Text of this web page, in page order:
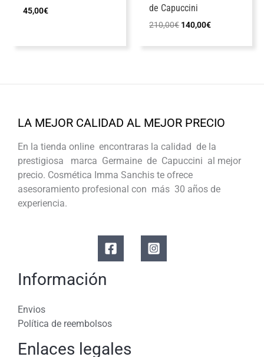
45,00€
de Capuccini
210,00€ El
original
140,00€El
actual
LA MEJOR CALIDAD AL MEJOR PRECIO
En la tienda online encontraras la calidad de la
prestigiosa marca Germaine de Capuccini al mejor
precio. Cosmética Imma Sanchis te ofrece
asesoramiento profesional con más 30 años de
experiencia.
Información
Envios
Política de reembolsos
Enlaces legales